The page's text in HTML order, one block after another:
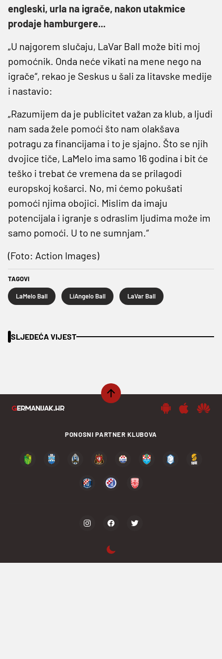
engleski, urla na igrače, nakon utakmice
prodaje hamburgere...
„U najgorem slučaju, LaVar Ball može biti moj
pomoćnik. Onda neće vikati na mene nego na
igrače“, rekao je Seskus u šali za litavske medije
i nastavio:
„Razumijem da je publicitet važan za klub, a ljudi
nam sada žele pomoći što nam olakšava
potragu za financijama i to je sjajno. Što se njih
dvojice tiče, LaMelo ima samo 16 godina i bit će
teško i trebat će vremena da se prilagodi
europskoj košarci. No, mi ćemo pokušati
pomoći njima obojici. Mislim da imaju
potencijala i igranje s odraslim ljudima može im
samo pomoći. U to ne sumnjam.“
(Foto: Action Images)
TAGOVI
LaMelo Ball LiAngelo Ball LaVar Ball
SLJEDEĆA VIJEST
PONOSNI PARTNER KLUBOVA